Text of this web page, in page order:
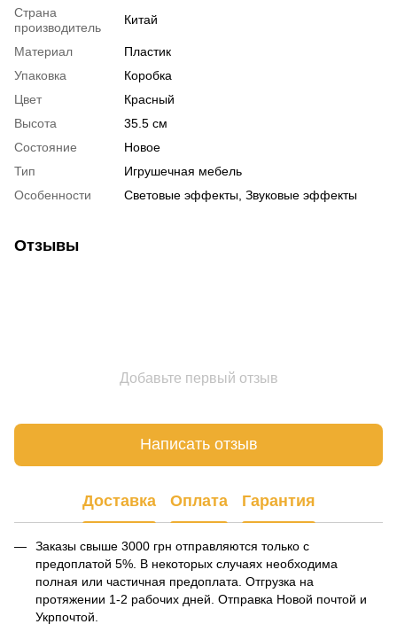
Страна
производитель
Китай
Материал
Пластик
Упаковка
Коробка
Цвет
Красный
Высота
35.5 см
Состояние
Новое
Тип
Игрушечная мебель
Особенности
Световые эффекты, Звуковые эффекты
Отзывы
Добавьте первый отзыв
Написать отзыв
Доставка Оплата Гарантия
Заказы свыше 3000 грн отправляются только с
предоплатой 5%. В некоторых случаях необходима
полная или частичная предоплата. Отгрузка на
протяжении 1-2 рабочих дней. Отправка Новой почтой и
Укрпочтой.